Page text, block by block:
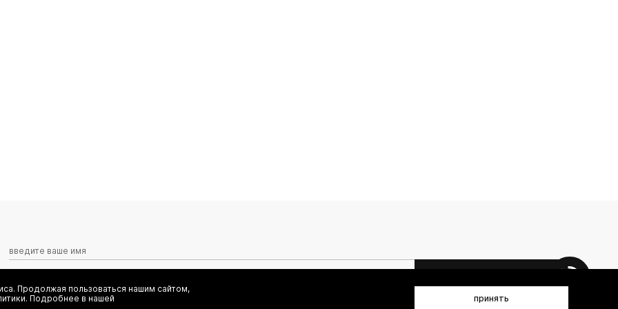
Я даю согласие на сбор, обработку и хранение моих персональных данных (имя, email, телефон) для получения рекламных и
Продолжая пользоваться нашим сайтом,
Подробнее в нашей
принять